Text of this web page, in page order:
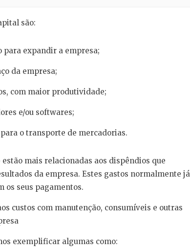
são:
para expandir a empresa;
da empresa;
com maior produtividade;
e/ou softwares;
o transporte de mercadorias.
estão mais relacionadas aos dispêndios que
da empresa. Estes gastos normalmente já
os seus pagamentos.
custos com manutenção, consumíveis e outras
exemplificar algumas como: